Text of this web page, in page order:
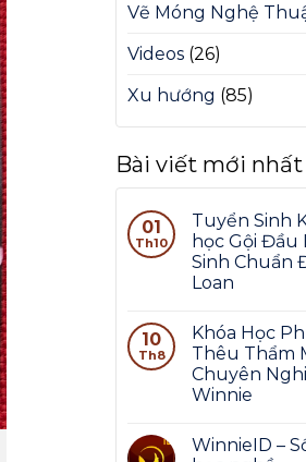
Vẽ Móng Nghệ
Videos (26)
Xu hướng (85)
Bài viết mới nhất
01
Th10
Tuyển Sinh
học Gội Đầu
Sinh Chuẩn
Loan
10
Th8
Khóa Học
Thêu Thẩm
Chuyên
Winnie
WinnieID –